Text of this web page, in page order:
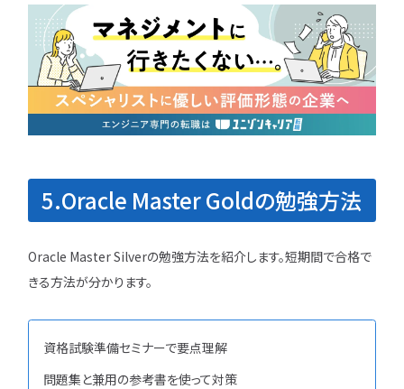
5.Oracle Master Goldの勉強方法
Oracle Master Silverの勉強方法を紹介します。短期間で合格で
きる方法が分かります。
資格試験準備セミナーで要点理解
問題集と兼用の参考書を使って対策